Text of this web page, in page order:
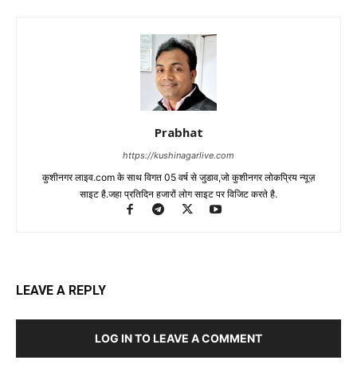
Prabhat
https://kushinagarlive.com
कुशीनगर लाइव.com के साथ विगत 05 वर्ष से जुडाव,जो कुशीनगर लोकप्रिय न्यूज़
साइट है.जहा प्रतिदिन हजारों लोग साइट पर विजिट करते है.
LEAVE A REPLY
LOG IN TO LEAVE A COMMENT